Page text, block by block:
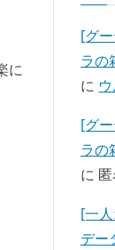
に
[グ
ラの
に
[グ
ラの
に
[一
デー